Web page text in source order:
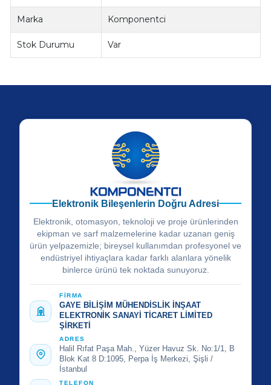
Marka Komponentci
Stok Durumu Var
Elektronik Bileşenlerin Doğru Adresi
Elektronik, otomasyon, teknoloji ve proje ürünlerinden
ekipman ve sarf malzemelerine kadar uzanan geniş
ürün yelpazemizle; bireysel kullanımdan profesyonel ve
endüstriyel ihtiyaçlara kadar farklı alanlara yönelik
binlerce ürünü tek noktada sunuyoruz.
FİRMA
GAYE BİLİŞİM MÜHENDİSLİK İNŞAAT
ELEKTRONİK SANAYİ TİCARET LİMİTED
ŞİRKETİ
ADRES
Halil Rıfat Paşa Mah., Yüzer Havuz Sk. No:1/1, B
Blok Kat 8 D:1095, Perpa İş Merkezi, Şişli /
İstanbul
TELEFON